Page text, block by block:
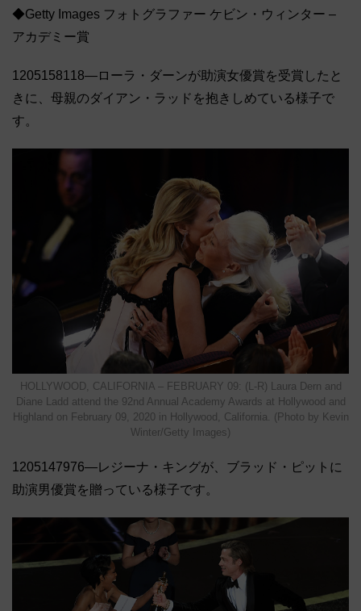
◆Getty Images フォトグラファー ケビン・ウィンター –
アカデミー賞
1205158118―ローラ・ダーンが助演女優賞を受賞したと
きに、母親のダイアン・ラッドを抱きしめている様子で
す。
HOLLYWOOD, CALIFORNIA – FEBRUARY 09: (L-R) Laura Dern and
Diane Ladd attend the 92nd Annual Academy Awards at Hollywood and
Highland on February 09, 2020 in Hollywood, California. (Photo by Kevin
Winter/Getty Images)
1205147976―レジーナ・キングが、ブラッド・ピットに
助演男優賞を贈っている様子です。